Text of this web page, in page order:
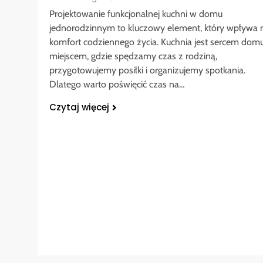
Projektowanie funkcjonalnej kuchni w domu
jednorodzinnym to kluczowy element, który wpływa
komfort codziennego życia. Kuchnia jest sercem
miejscem, gdzie spędzamy czas z rodziną,
przygotowujemy posiłki i organizujemy spotkania.
Dlatego warto poświęcić czas na…
Czytaj więcej